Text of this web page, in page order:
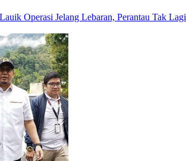
Operasi Jelang Lebaran, Perantau Tak Lagi